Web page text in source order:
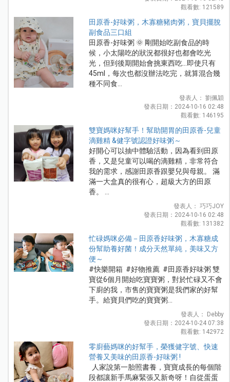
觀看數: 121589
田原香-好味粥，木寡糖豬肉粥，寶貝擺脫
副食品三口組
田原香-好味粥 🌞 剛開始吃副食品的時
候，小太陽吃的狀況都很好也都會吃光
光，但到後期開始會挑東西吃...即使只有
45ml，每次也都沒辦法吃完，就算混合幾
種不同食...
發表人： 劉佩穎
發表日期：2024-10-16 02:48
觀看數: 146195
雙寶媽咪好幫手！幫助開胃的田原香-兒童
滴雞精 &健字號認證好味粥～
好開心可以抽中體驗活動，因為看到田原
香，又是兒童可以喝的滴雞精，非常符合
我的需求，感謝田原香跟嬰兒與母親。 滿
滿一大盒真的很有心，超級大方的田原
香。 ...
發表人： 巧巧JOY
發表日期：2024-10-16 02:48
觀看數: 131382
忙碌媽咪必備－田原香好味粥，木寡糖成
份幫助養好菌！成分天然單純，美味又方
便～
#快樂開箱 #好物推薦 #田原香好味粥 雙
寶從6個月開始吃寶寶粥，對於忙碌又不會
下廚的我，市售的寶寶粥是我們家的好幫
手。給寶貝們吃的寶寶粥...
發表人： Debby
發表日期：2024-10-24 07:38
觀看數: 142972
零廚藝媽咪的好幫手，榮獲健字號、快速
營養又美味的田原香-好味粥 !
人家說第一胎照書養，寶寶成長的每個階
段都讓新手馬麻緊張又新奇呀！自從蛋蛋